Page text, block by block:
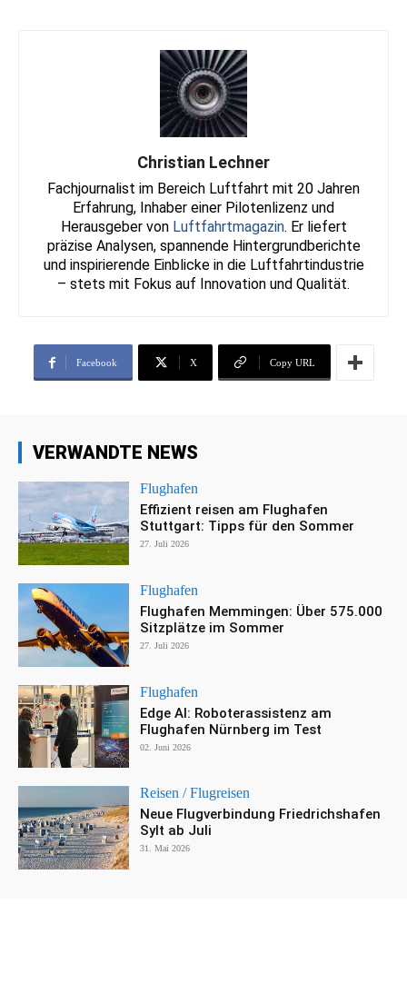
Christian Lechner
Fachjournalist im Bereich Luftfahrt mit 20 Jahren
Erfahrung, Inhaber einer Pilotenlizenz und
Herausgeber von Luftfahrtmagazin. Er liefert
präzise Analysen, spannende Hintergrundberichte
und inspirierende Einblicke in die Luftfahrtindustrie
– stets mit Fokus auf Innovation und Qualität.
Facebook X Copy URL
VERWANDTE NEWS
Flughafen
Effizient reisen am Flughafen
Stuttgart: Tipps für den Sommer
27. Juli 2026
Flughafen
Flughafen Memmingen: Über 575.000
Sitzplätze im Sommer
27. Juli 2026
Flughafen
Edge AI: Roboterassistenz am
Flughafen Nürnberg im Test
02. Juni 2026
Reisen / Flugreisen
Neue Flugverbindung Friedrichshafen
Sylt ab Juli
31. Mai 2026